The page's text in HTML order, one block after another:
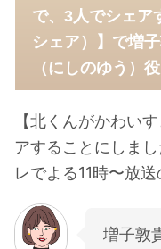
で、3人でシェア
シェア）】で増
（にしのゆう）
【北くんがかわい
アすることにしま
レでよる11時〜放
増子敦